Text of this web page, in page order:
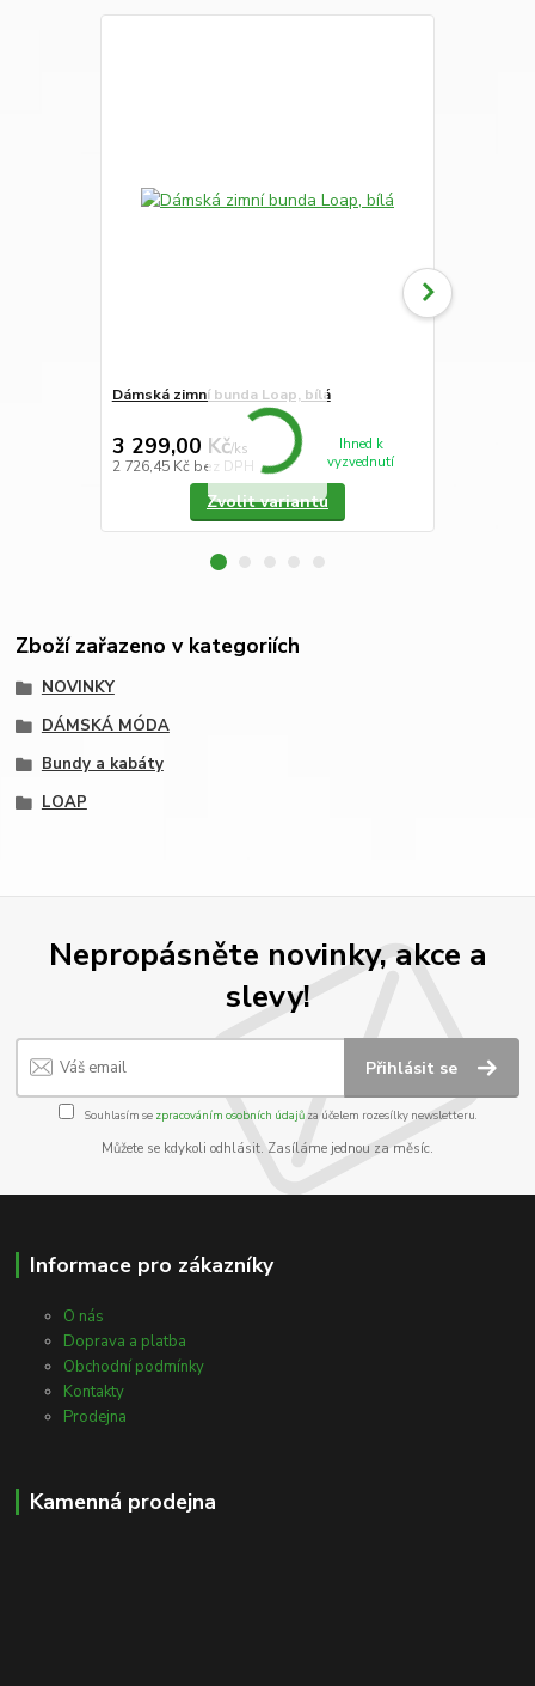
Dámská zimní bunda Loap, bílá
3 299,00 Kč/ks
2 726,45 Kč bez DPH
Ihned k
vyzvednutí
Zvolit variantu
Zboží zařazeno v kategoriích
NOVINKY
DÁMSKÁ MÓDA
Bundy a kabáty
LOAP
Nepropásněte novinky, akce a
slevy!
Přihlásit se
Souhlasím se zpracováním osobních údajůza účelem rozesílky newsletteru.
Můžete se kdykoli odhlásit. Zasíláme jednou za měsíc.
Informace pro zákazníky
O nás
Doprava a platba
Obchodní podmínky
Kontakty
Prodejna
Kamenná prodejna